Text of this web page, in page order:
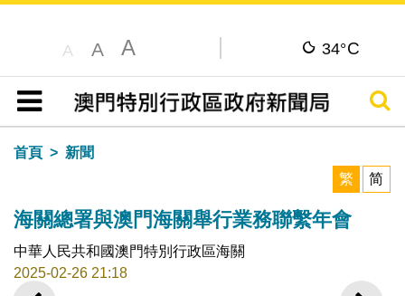
A A A 34°C
目錄
搜尋
首頁
新聞
繁
简
海關總署與澳門海關舉行業務聯繫年會
中華人民共和國澳門特別行政區海關
2025-02-26 21:18